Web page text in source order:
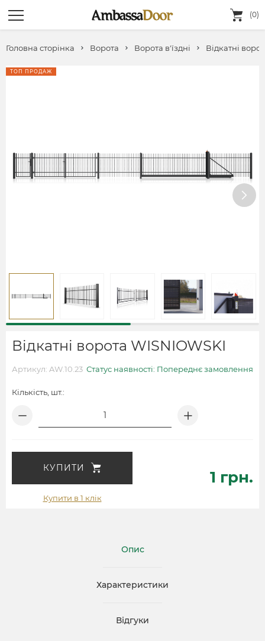
(0)
Головна сторінка Ворота Ворота в'їздні Відкатні
ТОП ПРОДАЖ
Відкатні ворота WISNIOWSKI
Артикул: AW.10.23 Статус наявності: Попереднє замовлення
Кількість, шт.:
КУПИТИ
Купити в 1 клік
1 грн.
Опис
Характеристики
Відгуки